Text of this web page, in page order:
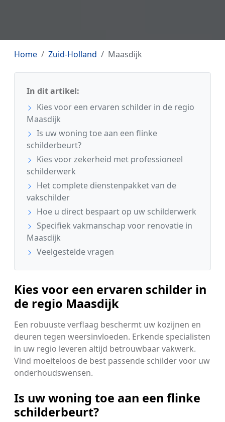
Home Zuid-Holland Maasdijk
In dit artikel:
Kies voor een ervaren schilder in de regio
Maasdijk
Is uw woning toe aan een flinke
schilderbeurt?
Kies voor zekerheid met professioneel
schilderwerk
Het complete dienstenpakket van de
vakschilder
Hoe u direct bespaart op uw schilderwerk
Specifiek vakmanschap voor renovatie in
Maasdijk
Veelgestelde vragen
Kies voor een ervaren schilder in
de regio Maasdijk
Een robuuste verflaag beschermt uw kozijnen en
deuren tegen weersinvloeden. Erkende specialisten
in uw regio leveren altijd betrouwbaar vakwerk.
Vind moeiteloos de best passende schilder voor uw
onderhoudswensen.
Is uw woning toe aan een flinke
schilderbeurt?